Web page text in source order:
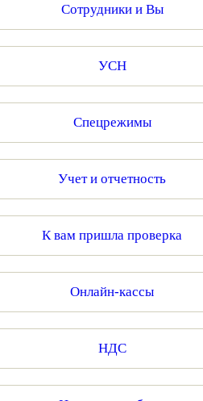
Сотрудники и Вы
УСН
Спецрежимы
Учет и отчетность
К вам пришла проверка
Онлайн-кассы
НДС